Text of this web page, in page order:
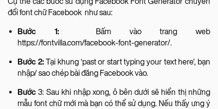
đổi font chữ Facebook như sau:
Bước 1:
Bấm vào trang web
https://fontvilla.com/facebook-font-generator/.
Bước 2:Tại khung ‘past or start typing your text here’, bạn
nhập/ sao chép bài đăng Facebook vào.
Bước3: Sau khi nhập xong, ô bên dưới sẽ hiển thị những
mẫu font chữ mới mà bạn có thể sử dụng. Nếu thấy ưng ý